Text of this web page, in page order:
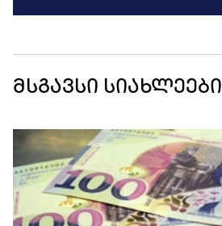
მსგავსი სიახლეები